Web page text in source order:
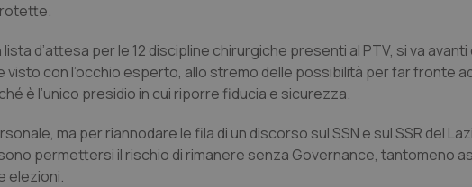
d’attesa per le 12 discipline chirurgiche presenti al PTV, si va avanti
con l’occhio esperto, allo stremo delle possibilità per far fronte
è l’unico presidio in cui riporre fiducia e sicurezza.
ma per riannodare le fila di un discorso sul SSN e sul SSR del
permettersi il rischio di rimanere senza Governance, tantomeno
elezioni.